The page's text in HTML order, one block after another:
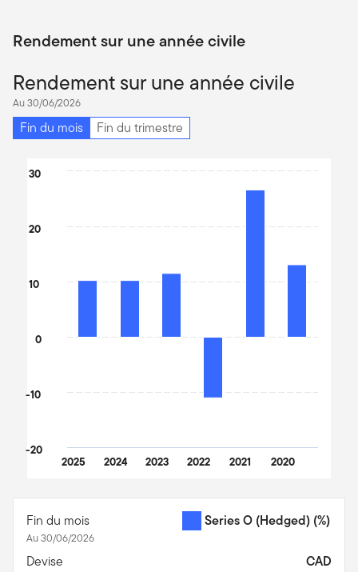
Rendement sur une année civile
Rendement sur une année civile
Au 30/06/2026
Fin du mois Fin du trimestre
Chart
The chart has 1 Y axis displaying values. Data ranges from -
2025 2024 2023 2022 2021 2020
-20
-10
0
10
20
30
Fin du mois
Au 30/06/2026
Series O (Hedged) (%)
Devise CAD